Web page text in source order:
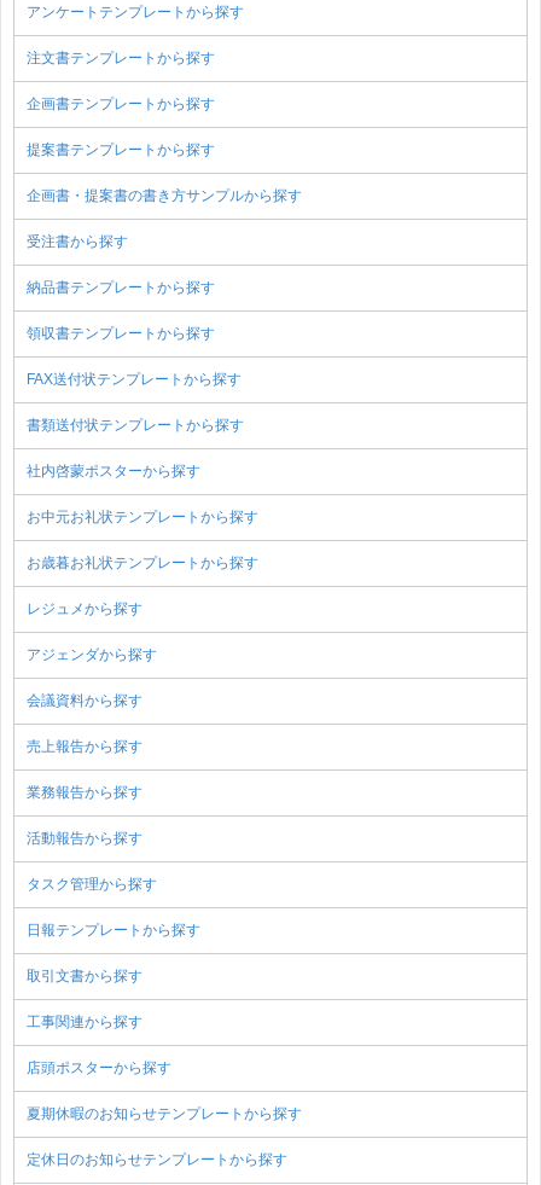
アンケートテンプレートから探す
注文書テンプレートから探す
企画書テンプレートから探す
提案書テンプレートから探す
企画書・提案書の書き方サンプルから探す
受注書から探す
納品書テンプレートから探す
領収書テンプレートから探す
FAX送付状テンプレートから探す
書類送付状テンプレートから探す
社内啓蒙ポスターから探す
お中元お礼状テンプレートから探す
お歳暮お礼状テンプレートから探す
レジュメから探す
アジェンダから探す
会議資料から探す
売上報告から探す
業務報告から探す
活動報告から探す
タスク管理から探す
日報テンプレートから探す
取引文書から探す
工事関連から探す
店頭ポスターから探す
夏期休暇のお知らせテンプレートから探す
定休日のお知らせテンプレートから探す